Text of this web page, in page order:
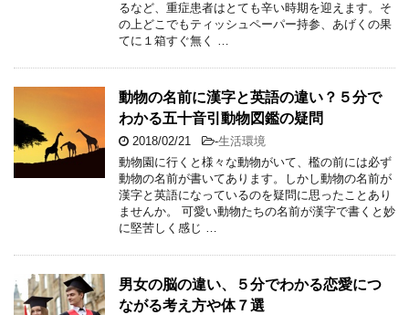
るなど、重症患者はとても辛い時期を迎えます。そ
の上どこでもティッシュペーパー持参、あげくの果
てに１箱すぐ無く …
動物の名前に漢字と英語の違い？５分で
わかる五十音引動物図鑑の疑問
2018/02/21 -生活環境
動物園に行くと様々な動物がいて、檻の前には必ず
動物の名前が書いてあります。しかし動物の名前が
漢字と英語になっているのを疑問に思ったことあり
ませんか。 可愛い動物たちの名前が漢字で書くと妙
に堅苦しく感じ …
男女の脳の違い、５分でわかる恋愛につ
ながる考え方や体７選